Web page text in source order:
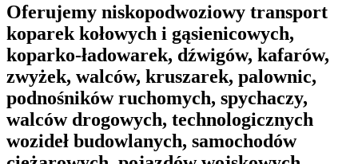
Oferujemy niskopodwoziowy transport
koparek kołowych i gąsienicowych,
koparko-ładowarek, dźwigów, kafarów,
zwyżek, walców, kruszarek, palownic,
podnośników ruchomych, spychaczy,
walców drogowych, technologicznych
wozideł budowlanych, samochodów